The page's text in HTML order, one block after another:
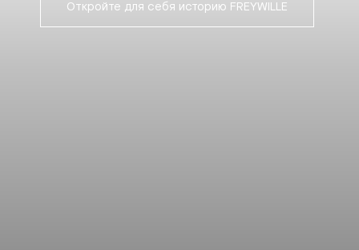
Откройте для себя историю FREYWILLE